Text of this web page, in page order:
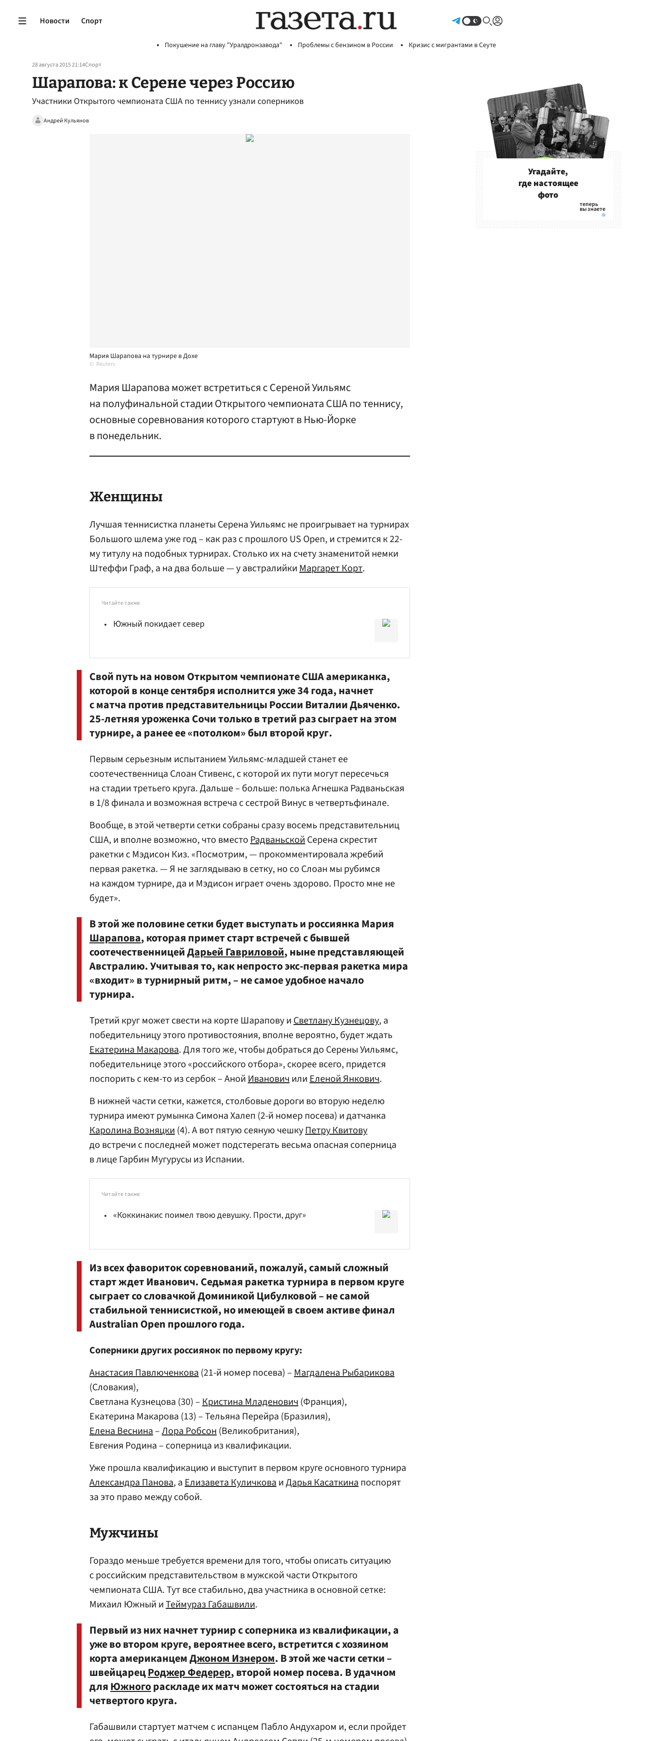
Новости Спорт
Покушение на главу "Уралдронзавода" Проблемы с бензином в России Кризис с мигрантами в Сеуте
28 августа 2015 21:14Спорт
Шарапова: к Серене через Россию
Участники Открытого чемпионата США по теннису узнали соперников
Андрей Кульянов
Мария Шарапова на турнире в Дохе
Reuters
Мария Шарапова может встретиться с Сереной Уильямс
на полуфинальной стадии Открытого чемпионата США по теннису,
основные соревнования которого стартуют в Нью-Йорке
в понедельник.
Женщины
Лучшая теннисистка планеты Серена Уильямс не проигрывает на турнирах
Большого шлема уже год – как раз с прошлого US Open, и стремится к 22-
му титулу на подобных турнирах. Столько их на счету знаменитой немки
Штеффи Граф, а на два больше — у австралийкиМаргарет Корт.
Читайте также
Южный покидает север
Свой путь на новом Открытом чемпионате США американка,
которой в конце сентября исполнится уже 34 года, начнет
с матча против представительницы РоссииВиталии Дьяченко.
25-летняя уроженка Сочи только в третий раз сыграет на этом
турнире, а ранее ее «потолком» был второй круг.
Первым серьезным испытанием Уильямс-младшей станет ее
соотечественница Слоан Стивенс, с которой их пути могут пересечься
на стадии третьего круга. Дальше – больше: полька Агнешка Радваньская
в 1/8 финала и возможная встреча с сестрой Винус в четвертьфинале.
Вообще, в этой четверти сетки собраны сразу восемь представительниц
США, и вполне возможно, что вместоРадваньскойСерена скрестит
ракетки с Мэдисон Киз. «Посмотрим, — прокомментировала жребий
первая ракетка. — Я не заглядываю в сетку, но со Слоан мы рубимся
на каждом турнире, да и Мэдисон играет очень здорово. Просто мне не
будет».
В этой же половине сетки будет выступать и россиянка Мария
Шарапова, которая примет старт встречей с бывшей
соотечественницейДарьей Гавриловой, ныне представляющей
Австралию. Учитывая то, как непросто экс-первая ракетка мира
«входит» в турнирный ритм, – не самое удобное начало
турнира.
Третий круг может свести на корте Шарапову иСветлану Кузнецову, а
победительницу этого противостояния, вполне вероятно, будет ждать
Екатерина Макарова. Для того же, чтобы добраться до Серены Уильямс,
победительнице этого «российского отбора», скорее всего, придется
поспорить с кем-то из сербок – АнойИвановичилиЕленой Янкович.
В нижней части сетки, кажется, столбовые дороги во вторую неделю
турнира имеют румынка Симона Халеп (2-й номер посева) и датчанка
Каролина Возняцки(4). А вот пятую сеяную чешкуПетру Квитову
до встречи с последней может подстерегать весьма опасная соперница
в лице Гарбин Мугурусы из Испании.
Читайте также
«Коккинакис поимел твою девушку. Прости, друг»
Из всех фавориток соревнований, пожалуй, самый сложный
старт ждет Иванович. Седьмая ракетка турнира в первом круге
сыграет со словачкой Доминикой Цибулковой – не самой
стабильной теннисисткой, но имеющей в своем активе финал
Australian Open прошлого года.
Соперники других россиянок по первому кругу:
Анастасия Павлюченкова(21-й номер посева) –Магдалена Рыбарикова
(Словакия),
Светлана Кузнецова (30) –Кристина Младенович(Франция),
Екатерина Макарова (13) – Тельяна Перейра (Бразилия),
Елена Веснина–Лора Робсон(Великобритания),
Евгения Родина – соперница из квалификации.
Уже прошла квалификацию и выступит в первом круге основного турнира
Александра Панова, аЕлизавета КуличковаиДарья Касаткинапоспорят
за это право между собой.
Мужчины
Гораздо меньше требуется времени для того, чтобы описать ситуацию
с российским представительством в мужской части Открытого
чемпионата США. Тут все стабильно, два участника в основной сетке:
Михаил Южный иТеймураз Габашвили.
Первый из них начнет турнир с соперника из квалификации, а
уже во втором круге, вероятнее всего, встретится с хозяином
корта американцемДжоном Изнером. В этой же части сетки –
швейцарецРоджер Федерер, второй номер посева. В удачном
дляЮжногораскладе их матч может состояться на стадии
четвертого круга.
Габашвили стартует матчем с испанцем Пабло Андухаром и, если пройдет
Угадайте,
где настоящее
фото